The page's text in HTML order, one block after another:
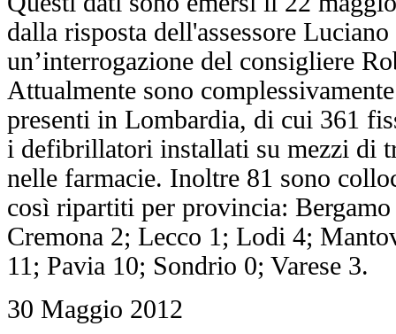
dalla risposta dell'assessore
un’interrogazione del consigliere
Attualmente sono
presenti in Lombardia, di cui 361
i defibrillatori installati su mezzi di
nelle farmacie. Inoltre 81 sono
così ripartiti per provincia:
Cremona 2; Lecco 1; Lodi 4;
11; Pavia 10; Sondrio 0; Varese 3.
30 Maggio 2012